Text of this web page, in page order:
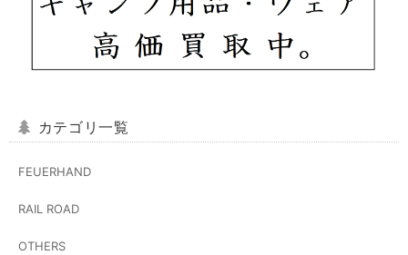
カテゴリ一覧
FEUERHAND
RAIL ROAD
OTHERS